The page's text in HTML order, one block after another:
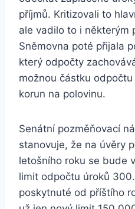
příjmů. Kritizovali to
ale vadilo to i některým
Sněmovna poté přijala
který odpočty
možnou částku
korun na polovinu.
Senátní pozměňovací
stanovuje, že na úvěry
letošního roku se bude
limit odpočtu úroků
poskytnuté od příštího